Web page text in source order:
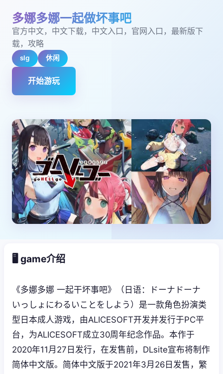
多娜多娜一起做坏事吧
官方中文，中文下载，中文入口，官网入口，最新版下
载，攻略
slg 休闲
开始游玩
🖥️ game介绍
《多娜多娜 一起干坏事吧》（日语：ドーナドーナ
いっしょにわるいことをしよう）是一款角色扮演类
型日本成人游戏，由ALICESOFT开发并发行于PC平
台，为ALICESOFT成立30周年纪念作品。本作于
2020年11月27日发行，在发售前，DLsite宣布将制作
简体中文版。简体中文版于2021年3月26日发售，繁